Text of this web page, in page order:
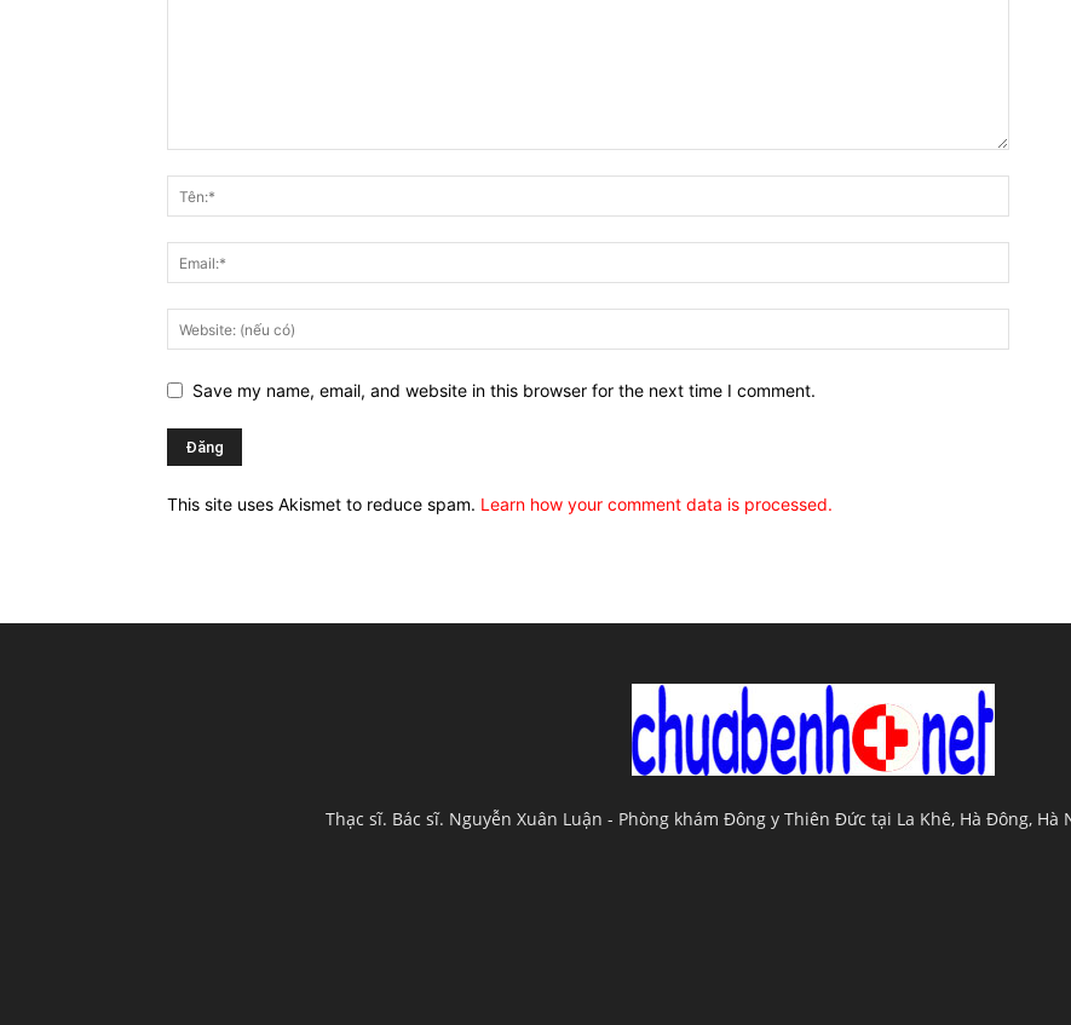
Save my name, email, and website in this browser for the next time I comment.
This site uses Akismet to reduce spam. Learn how your comment data is processed.
Thạc sĩ. Bác sĩ. Nguyễn Xuân Luận - Phòng khám Đông y Thiên Đức tại La Khê, Hà Đông, Hà